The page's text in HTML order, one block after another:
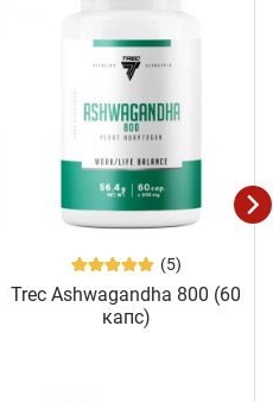
(5)
Trec Ashwagandha 800 (60
капс)